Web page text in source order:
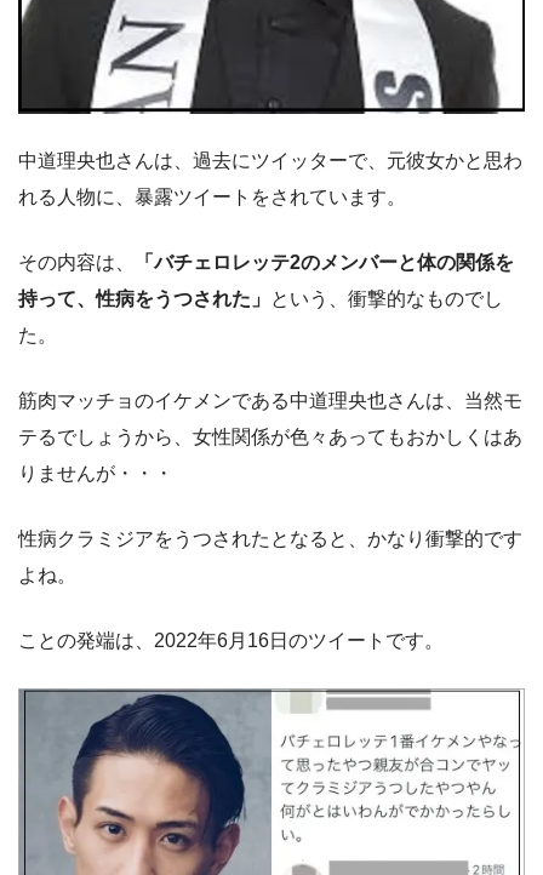
中道理央也さんは、過去にツイッターで、元彼女かと思わ
れる人物に、暴露ツイートをされています。
その内容は、
「バチェロレッテ2のメンバーと体の関係を
持って、性病をうつされた」 という、衝撃的なものでし
た。
筋肉マッチョのイケメンである中道理央也さんは、当然モ
テるでしょうから、女性関係が色々あってもおかしくはあ
りませんが・・・
性病クラミジアをうつされたとなると、かなり衝撃的です
よね。
ことの発端は、2022年6月16日のツイートです。